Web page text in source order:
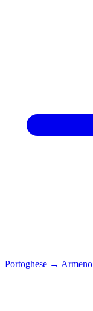
Portoghese → Armeno